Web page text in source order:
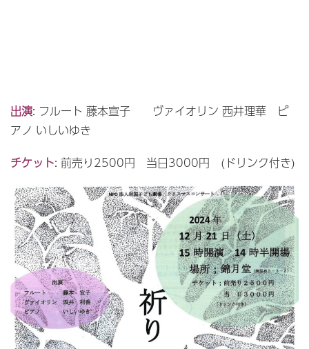
出演: フルート 藤本宣子 ヴァイオリン 西井理華 ピ
アノ いしいゆき
チケット: 前売り2500円 当日3000円 (ドリンク付き)